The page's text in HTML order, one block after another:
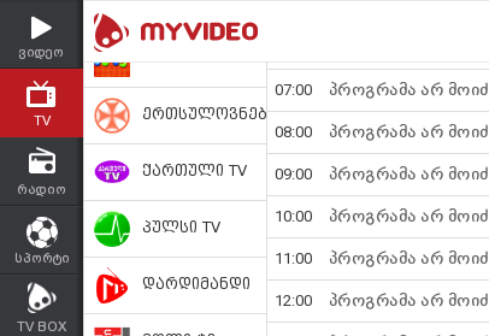
ვიდეო
TV
რადიო
სპორტი
TV BOX